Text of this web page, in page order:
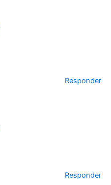
Responder
Responder